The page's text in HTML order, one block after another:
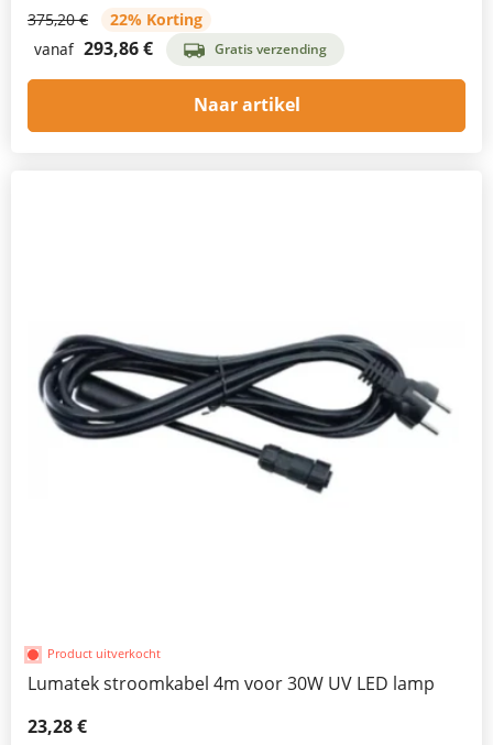
375,20 €
22% Korting
vanaf 293,86 € Gratis verzending
Naar artikel
Product uitverkocht
Lumatek stroomkabel 4m voor 30W UV LED lamp
23,28 €